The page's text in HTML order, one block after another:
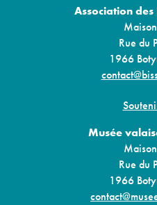
Association des
Rue du
1966
Musée
Rue du
1966